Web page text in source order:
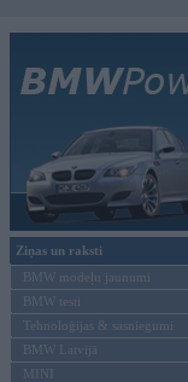
Ziņas un raksti
BMW modeļu jaunumi
BMW testi
Tehnoloģijas & sasniegumi
BMW Latvijā
MINI